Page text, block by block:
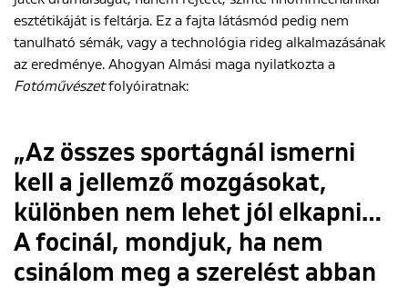
esztétikáját is feltárja. Ez a fajta látásmód pedig nem
tanulható sémák, vagy a technológia rideg alkalmazásának
az eredménye. Ahogyan Almási maga nyilatkozta a
Fotóművészetfolyóiratnak:
„Az összes sportágnál ismerni
kell a jellemző mozgásokat,
különben nem lehet jól elkapni…
A focinál, mondjuk, ha nem
csinálom meg a szerelést abban